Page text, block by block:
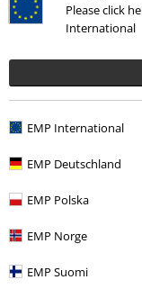
Please click
International
EMP International
EMP Deutschland
EMP Polska
EMP Norge
EMP Suomi
0 Hodnocení
Podělte se o váš